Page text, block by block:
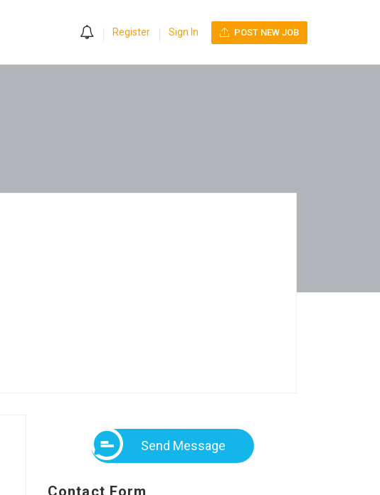
Register Sign In POST NEW JOB
Send Message
Contact Form